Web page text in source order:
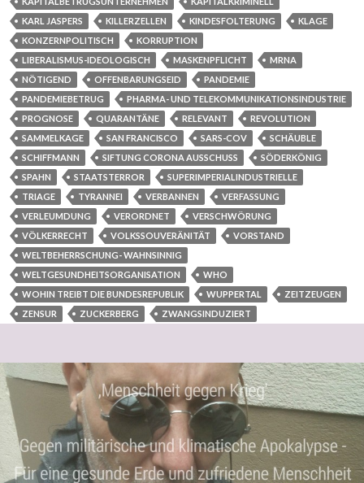
KARL JASPERS
KILLERZELLEN KINDESFOLTERUNG
KLAGE
KONZERNPOLITISCH
KORRUPTION
LIBERALISMUS-IDEOLOGISCH
MASKENPFLICHT
MRNA
NÖTIGEND
OFFENBARUNGSEID
PANDEMIE
PANDEMIEBETRUG
PHARMA- UND TELEKOMMUNIKATIONSINDUSTRIE
PROGNOSE
QUARANTÄNE RELEVANT
REVOLUTION
SAMMELKAGE
SAN FRANCISCO SARS-COV
SCHÄUBLE
SCHIFFMANN
SIFTUNG CORONA AUSSCHUSS
SÖDERKÖNIG
SPAHN
STAATSTERROR
SUPERIMPERIALINDUSTRIELLE
TRIAGE
TYRANNEI VERBANNEN
VERFASSUNG
VERLEUMDUNG
VERORDNET
VERSCHWÖRUNG
VÖLKERRECHT
VOLKSSOUVERÄNITÄT
VORSTAND
WELTBEHERRSCHUNG- WAHNSINNIG
WELTGESUNDHEITSORGANISATION
WHO
WOHIN TREIBT DIE BUNDESREPUBLIK
WUPPERTAL
ZEITZEUGEN
ZENSUR
ZUCKERBERG ZWANGSINDUZIERT